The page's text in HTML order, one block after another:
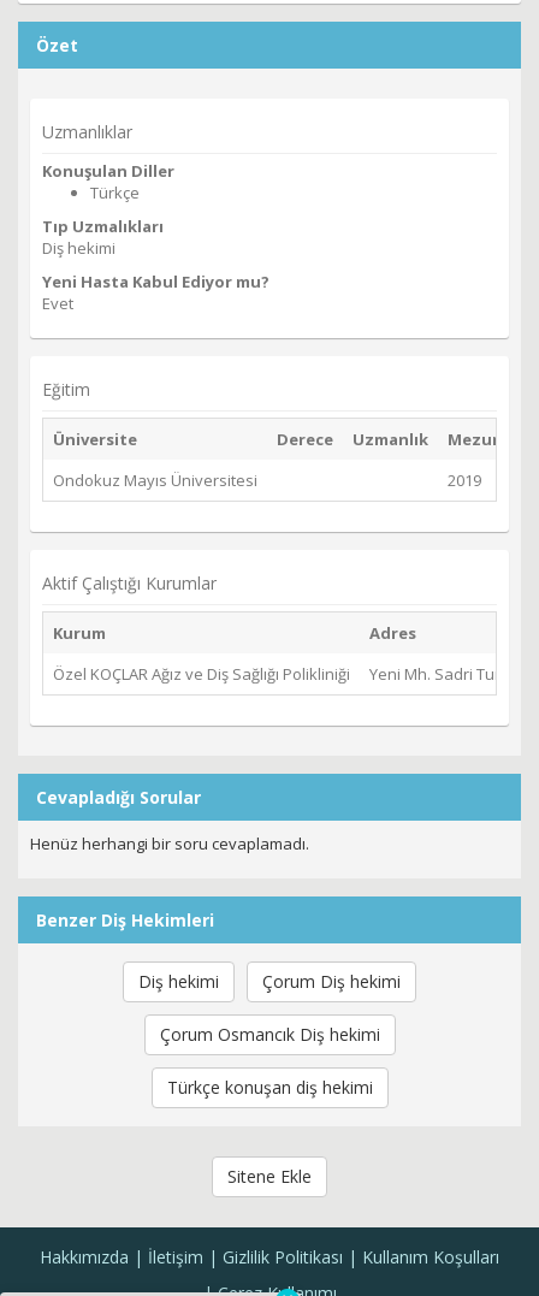
Özet
Uzmanlıklar
Konuşulan Diller
Türkçe
Tıp Uzmalıkları
Diş hekimi
Yeni Hasta Kabul Ediyor mu?
Evet
Eğitim
Üniversite Derece Uzmanlık
Mezuniyet
Ondokuz Mayıs Üniversitesi
2019
Aktif Çalıştığı Kurumlar
Kurum
Adres
Özel KOÇLAR Ağız ve Diş Sağlığı Polikliniği
Yeni Mh. Sadri Turan
Cevapladığı Sorular
Henüz herhangi bir soru cevaplamadı.
Benzer Diş Hekimleri
Diş hekimi Çorum Diş hekimi
Çorum Osmancık Diş hekimi
Türkçe konuşan diş hekimi
Sitene Ekle
Hakkımızda İletişim Gizlilik Politikası
Kullanım Koşulları